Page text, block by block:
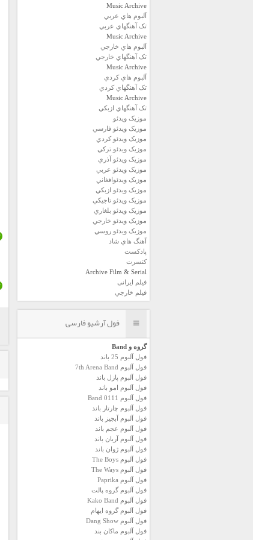
Music Archive
آلبوم هاي عربي
تک آهنگهاي عربي
Music Archive
آلبوم هاي خارجي
تک آهنگهاي خارجي
Music Archive
آلبوم هاي کردي
تک آهنگهاي کردي
Music Archive
تک آهنگهاي ازبکي
موزيک ويدئو
موزيک ويدئو فارسي
موزيک ويدئو كردي
موزيک ويدئو تركي
موزيک ويدئو آذري
موزيک ويدئو عربي
موزيک ويدئوافغاني
موزيک ويدئو ازبكي
موزيک ويدئو تاجيكي
موزيک ويدئو بلغاري
موزيک ويدئو خارجي
موزيک ويدئو روسي
آهنگ هاي شاد
پادكست
كنسرت
Archive Film & Serial
فیلم ایرانی
فیلم خارجي
فول آرشیو فارسی
گروه و Band
فول آلبوم 25 باند
فول آلبوم 7th Arena Band
فول آلبوم پازل باند
فول آلبوم امو باند
فول آلبوم 0111 Band
فول آلبوم چارتار باند
فول آلبوم آبجيز باند
فول آلبوم عجم باند
فول آلبوم آريان باند
فول آلبوم ژوان باند
فول آلبوم The Boys
فول آلبوم The Ways
فول آلبوم Paprika
فول آلبوم گروه پالت
فول آلبوم Kako Band
فول آلبوم گروه ایهام
فول آلبوم Dang Show
فول آلبوم ماکان بند